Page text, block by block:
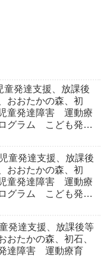
童発達支援、放課後
おおたかの森、初
童発達障害 運動療
グラム こども発達
害 放デイ 自閉
童発達支援、放課後
おおたかの森、初
童発達障害 運動療
グラム こども発達
害 放デイ 自閉
発達支援、放課後等
おたかの森、初石、
達障害 運動療育